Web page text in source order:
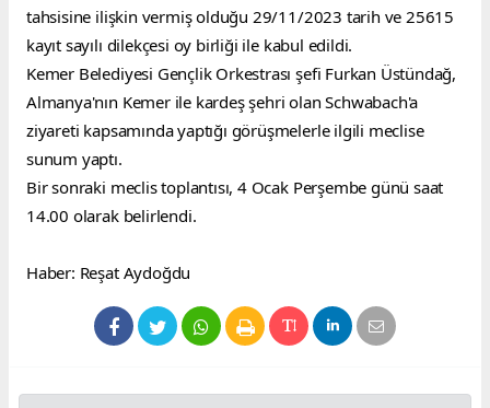
tahsisine ilişkin vermiş olduğu 29/11/2023 tarih ve 25615
kayıt sayılı dilekçesi oy birliği ile kabul edildi.
Kemer Belediyesi Gençlik Orkestrası şefi Furkan Üstündağ,
Almanya'nın Kemer ile kardeş şehri olan Schwabach'a
ziyareti kapsamında yaptığı görüşmelerle ilgili meclise
sunum yaptı.
Bir sonraki meclis toplantısı, 4 Ocak Perşembe günü saat
14.00 olarak belirlendi.
Haber: Reşat Aydoğdu